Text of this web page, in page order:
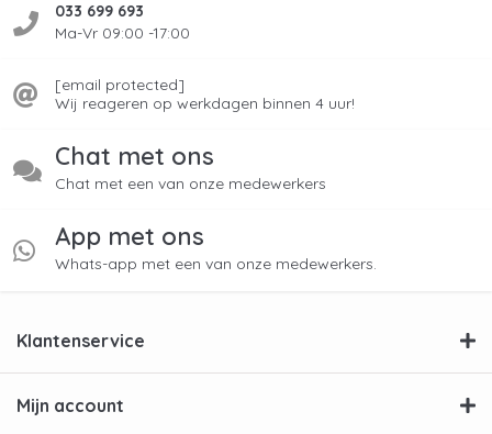
033 699 693
Ma-Vr 09:00 -17:00
[email protected]
Wij reageren op werkdagen binnen 4 uur!
Chat met ons
Chat met een van onze medewerkers
App met ons
Whats-app met een van onze medewerkers.
Klantenservice
Mijn account